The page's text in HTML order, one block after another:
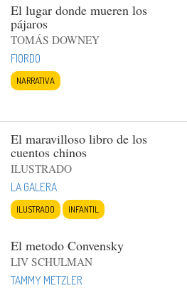
El lugar donde mueren los
pájaros
TOMÁS DOWNEY
FIORDO
NARRATIVA
El maravilloso libro de los
cuentos chinos
ILUSTRADO
LA GALERA
ILUSTRADO INFANTIL
El metodo Convensky
LIV SCHULMAN
TAMMY METZLER